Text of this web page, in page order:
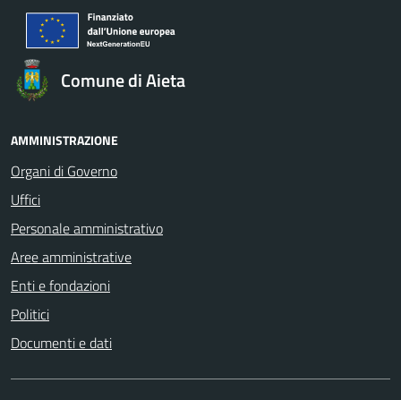
Comune di Aieta
AMMINISTRAZIONE
Organi di Governo
Uffici
Personale amministrativo
Aree amministrative
Enti e fondazioni
Politici
Documenti e dati